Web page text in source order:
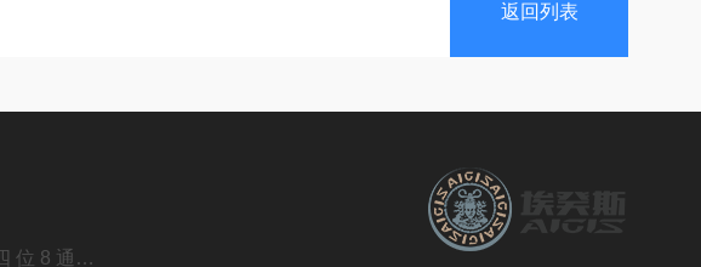
返回列表
（上样阀）四 位 8 通高压进样阀组